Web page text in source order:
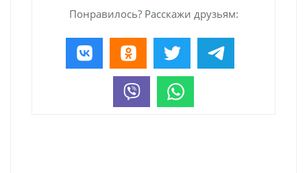
Понравилось? Расскажи друзьям: